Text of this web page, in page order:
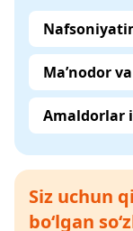
Ma’nodor
Amaldorlar
Siz uchun
bo‘lgan